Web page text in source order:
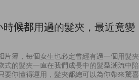
候都用過的髮夾，最近竟變
片簿，每個女生也必定曾經有過一個用髮夾
式的髮夾一直在我們成長中的髮型潮流中陪
要你懂得運用，髮夾都總可以為你帶來驚喜